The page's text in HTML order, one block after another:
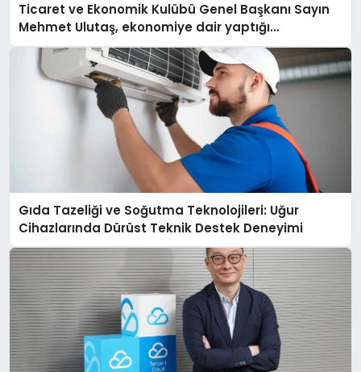
Ticaret ve Ekonomik Kulübü Genel Başkanı Sayın
Mehmet Ulutaş, ekonomiye dair yaptığı
açıklamada şunları kaydetti:
Gıda Tazeliği ve Soğutma Teknolojileri: Uğur
Cihazlarında Dürüst Teknik Destek Deneyimi